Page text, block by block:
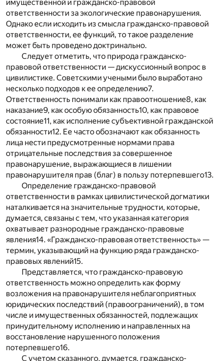
имущественной и гражданско-правовой
ответственности за экологические правонарушения.
Однако если исходить из смысла гражданско-правовой
ответственности, ее функций, то такое разделение
может быть проведено доктринально.
Следует отметить, что природа гражданско-
правовой ответственности — дискуссионный вопрос в
цивилистике. Советскими учеными было выработано
несколько подходов к ее определению7.
Ответственность понимали как правоотношение8, как
наказание9, как особую обязанность10, как правовое
состояние11, как исполнение субъективной гражданской
обязанности12. Ее часто обозначают как обязанность
лица нести предусмотренные нормами права
отрицательные последствия за совершенное
правонарушение, выражающиеся в лишении
правонарушителя прав (благ) в пользу потерпевшего13.
Определение гражданско-правовой
ответственности в рамках цивилистической догматики
наталкивается на значительные трудности, которые,
думается, связаны с тем, что указанная категория
охватывает разнородные гражданско-правовые
явления14. «Гражданско-правовая ответственность» —
термин, указывающий на функцию ряда гражданско-
правовых явлений15.
Представляется, что гражданско-правовую
ответственность можно определить как форму
возложения на правонарушителя неблагоприятных
юридических последствий (правоограничений), в том
числе и имущественных обязанностей, подлежащих
принудительному исполнению и направленных на
восстановление нарушенного положения
потерпевшего16.
С учетом сказанного, думается, гражданско-